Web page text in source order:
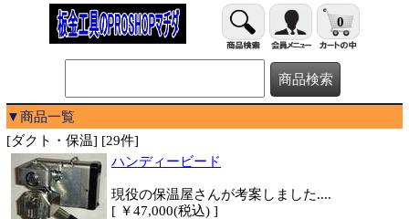
0
▼商品一覧
[ダクト・保温] [29件]
ハンディービード
現役の保温屋さんが考案しました....
[ ￥47,000(税込) ]